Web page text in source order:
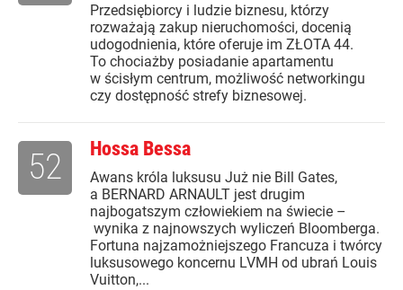
Przedsiębiorcy i ludzie biznesu, którzy
rozważają zakup nieruchomości, docenią
udogodnienia, które oferuje im ZŁOTA 44.
To chociażby posiadanie apartamentu
w ścisłym centrum, możliwość networkingu
czy dostępność strefy biznesowej.
Hossa Bessa
Awans króla luksusu Już nie Bill Gates,
a BERNARD ARNAULT jest drugim
najbogatszym człowiekiem na świecie –
wynika z najnowszych wyliczeń Bloomberga.
Fortuna najzamożniejszego Francuza i twórcy
luksusowego koncernu LVMH od ubrań Louis
Vuitton,...
52